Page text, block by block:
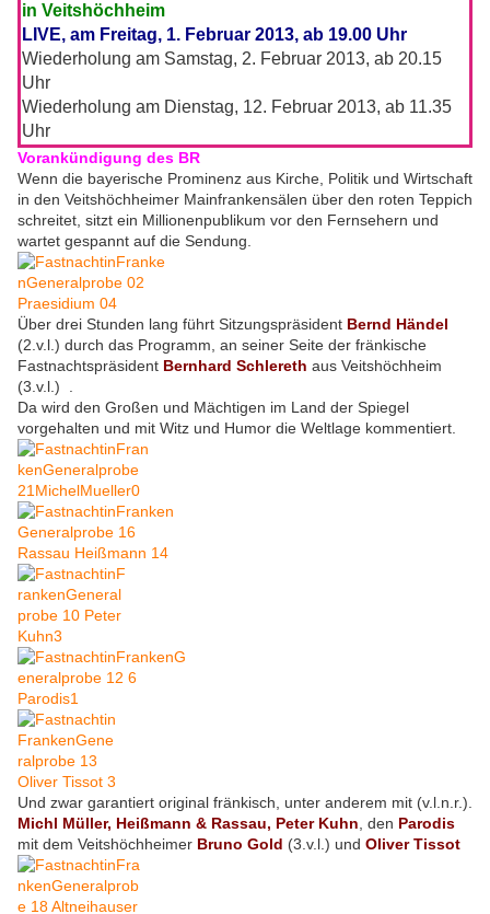
in Veitshöchheim
LIVE, am Freitag, 1. Februar 2013, ab 19.00 Uhr
Wiederholung am Samstag, 2. Februar 2013, ab 20.15
Uhr
Wiederholung am Dienstag, 12. Februar 2013, ab 11.35
Uhr
Vorankündigung des BR
Wenn die bayerische Prominenz aus Kirche, Politik und Wirtschaft
in den Veitshöchheimer Mainfrankensälen über den roten Teppich
schreitet, sitzt ein Millionenpublikum vor den Fernsehern und
wartet gespannt auf die Sendung.
Über drei Stunden lang führt Sitzungspräsident Bernd Händel
(2.v.l.) durch das Programm, an seiner Seite der fränkische
Fastnachtspräsident Bernhard Schlereth aus Veitshöchheim
(3.v.l.) .
Da wird den Großen und Mächtigen im Land der Spiegel
vorgehalten und mit Witz und Humor die Weltlage kommentiert.
Und zwar garantiert original fränkisch, unter anderem mit (v.l.n.r.).
Michl Müller, Heißmann & Rassau, Peter Kuhn , den Parodis
mit dem Veitshöchheimer Bruno Gold (3.v.l.) und Oliver Tissot